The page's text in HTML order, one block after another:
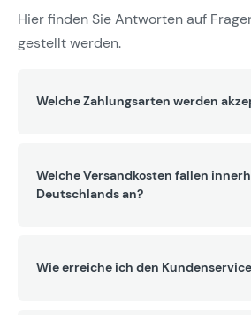
Hier finden Sie Antworten auf
gestellt werden.
Welche Zahlungsarten werden
Welche Versandkosten fallen
Deutschlands an?
Wie erreiche ich den